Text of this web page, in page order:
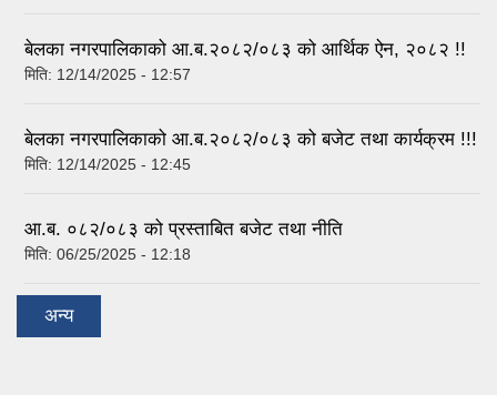
बेलका नगरपालिकाको आ.ब.२०८२/०८३ को आर्थिक ऐन, २०८२ !!
मिति: 12/14/2025 - 12:57
बेलका नगरपालिकाको आ.ब.२०८२/०८३ को बजेट तथा कार्यक्रम !!!
मिति: 12/14/2025 - 12:45
आ.ब. ०८२/०८३ को प्रस्ताबित बजेट तथा नीति
मिति: 06/25/2025 - 12:18
अन्य